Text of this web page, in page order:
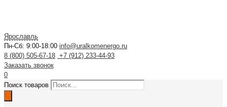
Ярославль
Пн-Сб: 9:00-18:00 info@uralkomenergo.ru
8 (800) 505-67-18 +7 (912) 233-44-93
Заказать звонок
0
Поиск товаров